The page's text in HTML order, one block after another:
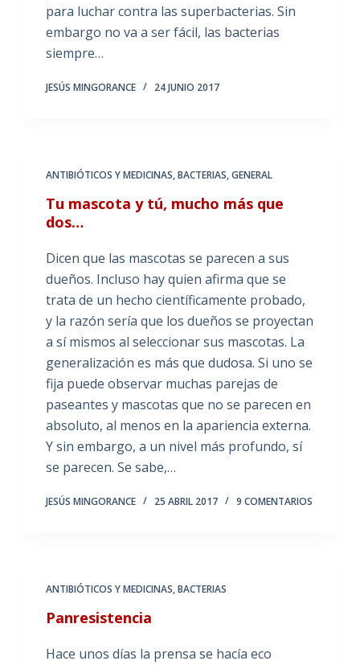
para luchar contra las superbacterias. Sin
embargo no va a ser fácil, las bacterias
siempre…
JESÚS MINGORANCE 24 JUNIO 2017
ANTIBIÓTICOS Y MEDICINAS,BACTERIAS,GENERAL
Tu mascota y tú, mucho más que
dos…
Dicen que las mascotas se parecen a sus
dueños. Incluso hay quien afirma que se
trata de un hecho científicamente probado,
y la razón sería que los dueños se proyectan
a sí mismos al seleccionar sus mascotas. La
generalización es más que dudosa. Si uno se
fija puede observar muchas parejas de
paseantes y mascotas que no se parecen en
absoluto, al menos en la apariencia externa.
Y sin embargo, a un nivel más profundo, sí
se parecen. Se sabe,…
JESÚS MINGORANCE 25 ABRIL 2017 9 COMENTARIOS
ANTIBIÓTICOS Y MEDICINAS,BACTERIAS
Panresistencia
Hace unos días la prensa se hacía eco